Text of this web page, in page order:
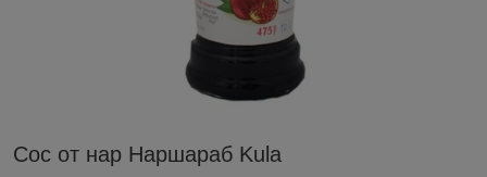
Сос от нар Наршараб Kula